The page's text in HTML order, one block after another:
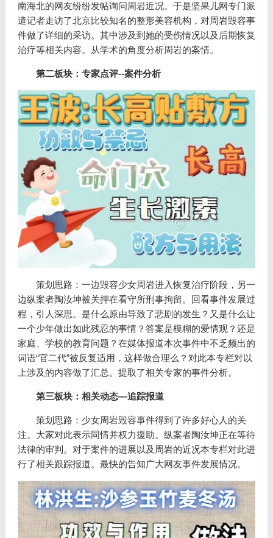
南海北的网友纷纷发帖询问周岩近况。于是坚果儿网专门派
遣记者走访了北京比较知名的整形美容机构，对周岩毁容事
件做了详细的采访。其中涉及到她的受伤情况以及后期恢复
治疗等相关内容。从学术的角度分析周岩的案情。
第二板块：专家点评--案件分析
策划思路：一边毁容少女周岩进入恢复治疗阶段，另一
边纵案者陶汝坤被关押在看守所刑事拘留。回看事件发展过
程，引人深思。是什么原由导致了悲剧的发生？又是什么让
一个少年做出如此残忍的事情？答案是模糊的爱情观？还是
家庭、学校的教育问题？在媒体报道本次事件中不乏频出的
词语“官二代”被反复适用，这样做合理么？对此本专栏对以
上涉及的内容做了汇总。提取了相关专家的事件分析。
第三板块：相关动态—追踪报道
策划思路：少女周岩毁容事件得到了许多好心人的关
注。大家对此表示同情并权力援助。纵案者陶汝坤正在等待
法律的审判。对于案件的进展以及周岩的近况本专栏对此进
行了相关跟踪报道。最快的告知广大网友事件发展情况。